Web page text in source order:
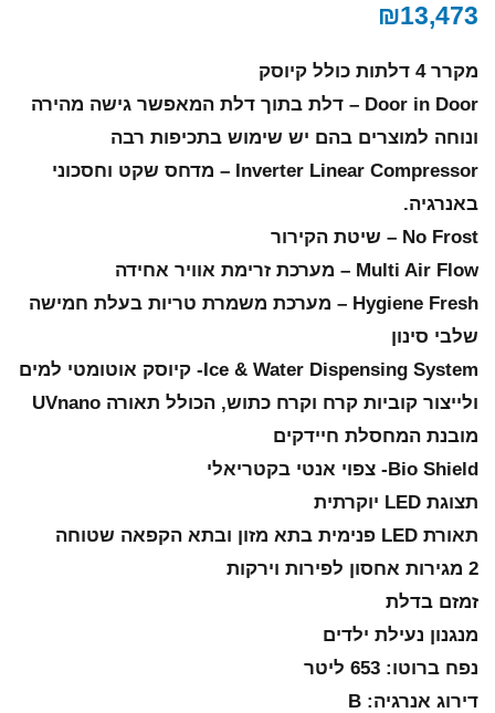
₪13,473
מקרר 4 דלתות כולל קיוסק
Door in Door – דלת בתוך דלת המאפשר גישה מהירה
ונוחה למוצרים בהם יש שימוש בתכיפות רבה
Inverter Linear Compressor – מדחס שקט וחסכוני
באנרגיה.
No Frost – שיטת הקירור
Multi Air Flow – מערכת זרימת אוויר אחידה
Hygiene Fresh – מערכת משמרת טריות בעלת חמישה
שלבי סינון
Ice & Water Dispensing System- קיוסק אוטומטי למים
ולייצור קוביות קרח וקרח כתוש, הכולל תאורה UVnano
מובנת המחסלת חיידקים
Bio Shield- צפוי אנטי בקטריאלי
תצוגת LED יוקרתית
תאורת LED פנימית בתא מזון ובתא הקפאה שטוחה
2 מגירות אחסון לפירות וירקות
זמזם בדלת
מנגנון נעילת ילדים
נפח ברוטו: 653 ליטר
דירוג אנרגיה: B